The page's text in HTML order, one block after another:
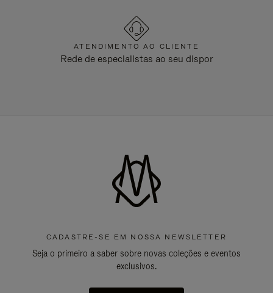
ATENDIMENTO AO CLIENTE
Rede de especialistas ao seu dispor
CADASTRE-SE EM NOSSA NEWSLETTER
Seja o primeiro a saber sobre novas coleções e eventos
exclusivos.